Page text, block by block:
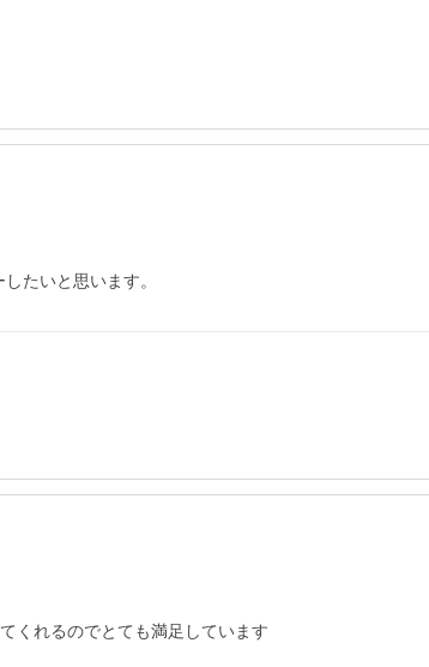
たいと思います。
くれるのでとても満足しています